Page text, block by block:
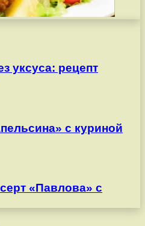
уксуса: рецепт
с куриной
«Павлова» с